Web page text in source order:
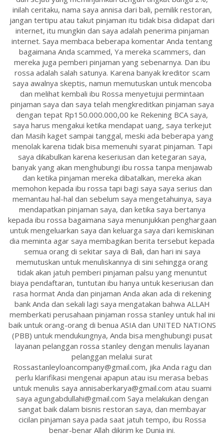
inilah ceritaku, nama saya annisa dari bali, pemilik restoran,
jangan tertipu atau takut pinjaman itu tidak bisa didapat dari
internet, itu mungkin dan saya adalah penerima pinjaman
internet. Saya membaca beberapa komentar Anda tentang
bagaimana Anda scammed, Ya mereka scammers, dan
mereka juga pemberi pinjaman yang sebenarnya. Dan ibu
rossa adalah salah satunya. Karena banyak kreditor scam
saya awalnya skeptis, namun memutuskan untuk mencoba
dan melihat kembali ibu Rossa menyetujui permintaan
pinjaman saya dan saya telah mengkreditkan pinjaman saya
dengan tepat Rp150.000.000,00 ke Rekening BCA saya,
saya harus mengakui ketika mendapat uang, saya terkejut
dan Masih kaget sampai tanggal, meski ada beberapa yang
menolak karena tidak bisa memenuhi syarat pinjaman. Tapi
saya dikabulkan karena keseriusan dan ketegaran saya,
banyak yang akan menghubungi ibu rossa tanpa menjawab
dan ketika pinjaman mereka dibatalkan, mereka akan
memohon kepada ibu rossa tapi bagi saya saya serius dan
memantau hal-hal dan sebelum saya mengetahuinya, saya
mendapatkan pinjaman saya, dan ketika saya bertanya
kepada ibu rossa bagaimana saya menunjukkan penghargaan
untuk mengeluarkan saya dan keluarga saya dari kemiskinan
dia meminta agar saya membagikan berita tersebut kepada
semua orang di sekitar saya di Bali, dan hari ini saya
memutuskan untuk menuliskannya di sini sehingga orang
tidak akan jatuh pemberi pinjaman palsu yang menuntut
biaya pendaftaran, tuntutan ibu hanya untuk keseriusan dan
rasa hormat Anda dan pinjaman Anda akan ada di rekening
bank Anda dan sekali lagi saya mengatakan bahwa ALLAH
memberkati perusahaan pinjaman rossa stanley untuk hal ini
baik untuk orang-orang di benua ASIA dan UNITED NATIONS
(PBB) untuk mendukungnya, Anda bisa menghubungi pusat
layanan pelanggan rossa stanley dengan menulis layanan
pelanggan melalui surat
Rossastanleyloancompany@gmail.com, jika Anda ragu dan
perlu klarifikasi mengenai apapun atau isu merasa bebas
untuk menulis saya annisaberkarya@gmail.com atau suami
saya agungabdullahi@gmail.com Saya melakukan dengan
sangat baik dalam bisnis restoran saya, dan membayar
cicilan pinjaman saya pada saat jatuh tempo, ibu Rossa
benar-benar Allah dikirim ke Dunia ini.